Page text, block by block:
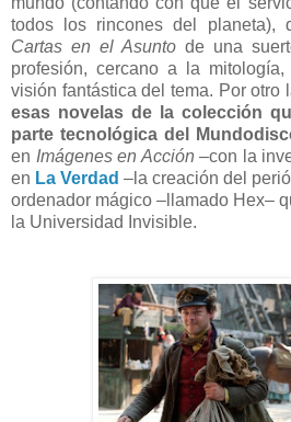
todos los rincones del planeta),
Cartas en el Asunto de una
profesión, cercano a la
visión fantástica del tema. Por otro
esas novelas de la colección
parte tecnológica del
en Imágenes en Acción –con la
en La Verdad –la creación del
ordenador mágico –llamado Hex–
la Universidad Invisible.